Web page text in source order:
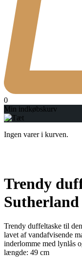
0
Min indkøbskurv
Ingen varer i kurven.
Trendy
Trendy duffeltaske til
lavet af vandafvisende
inderlomme med lynlås
længde: 49 cm